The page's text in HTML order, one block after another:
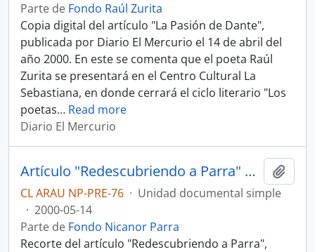
Parte de Fondo Raúl Zurita
Copia digital del artículo "La Pasión de Dante",
publicada por Diario El Mercurio el 14 de abril del
año 2000. En este se comenta que el poeta Raúl
Zurita se presentará en el Centro Cultural La
Sebastiana, en donde cerrará el ciclo literario "Los
poetas… Read more
Diario El Mercurio
Artículo "Redescubriendo a Parra" de Ernesto Garratt Viñes
CL ARAU NP-PRE-76 · Unidad documental simple
· 2000-05-14
Parte de Fondo Nicanor Parra
Recorte del artículo "Redescubriendo a Parra",